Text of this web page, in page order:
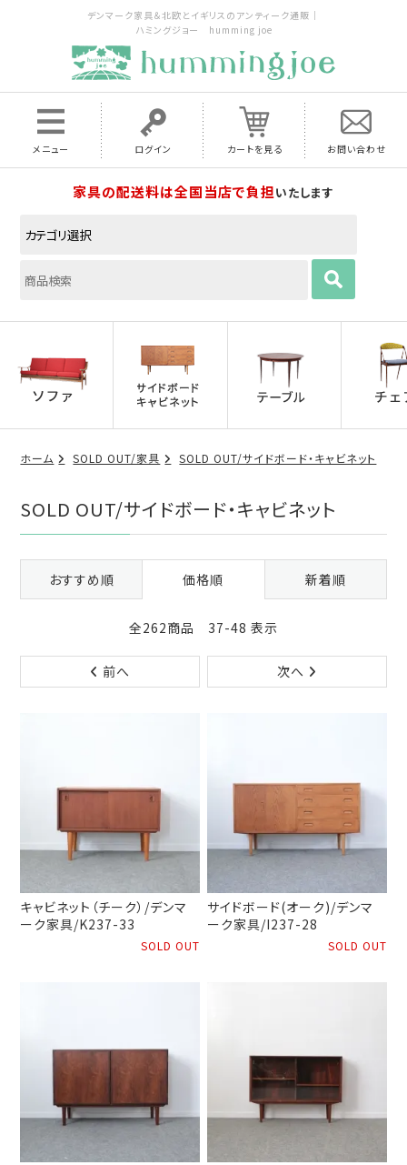
デンマーク家具＆北欧とイギリスのアンティーク通販｜
ハミングジョー humming joe
メニュー ログイン カートを見る お問い合わせ
家具の配送料は全国当店で負担いたします
ホーム SOLD OUT/家具 SOLD OUT/サイドボード・キャビネット
SOLD OUT/サイドボード・キャビネット
おすすめ順 価格順 新着順
全262商品 37-48 表示
前へ 次へ
キャビネット（チーク）/デンマ
ーク家具/K237-33
SOLD OUT
サイドボード(オーク)/デンマ
ーク家具/I237-28
SOLD OUT